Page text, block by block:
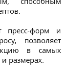
пресс-форм и
позволяет
в самых
размерах.